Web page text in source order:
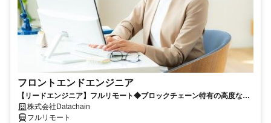
フロントエンドエンジニア
【リードエンジニア】フルリモート◆ブロックチェーン特有の高度な状
態管理・これまでにないUX設計に挑戦◇デカコーンを目指す先進企業
株式会社Datachain
フルリモート